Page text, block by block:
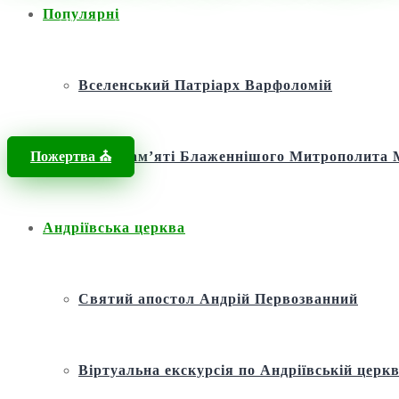
Популярні
Вселенський Патріарх Варфоломій
Фонд пам’яті Блаженнішого
Андріївська церква
Святий апостол Андрій Первозванний
Віртуальна екскурсія по Андріївській
Пожертва ⛪️
Головна / Новини /